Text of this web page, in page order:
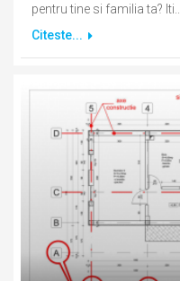
pentru tine si familia ta? Iti...
Citeste...